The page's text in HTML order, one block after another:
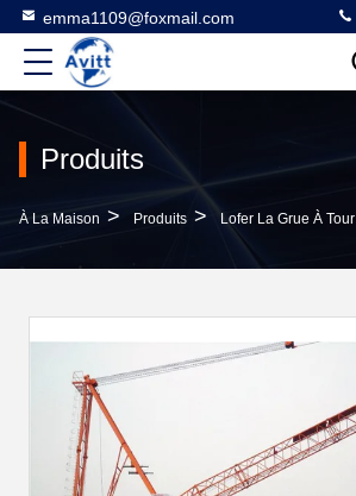
emma1109@foxmail.com
Produits
À La Maison > Produits > Lofer La Grue À Tour